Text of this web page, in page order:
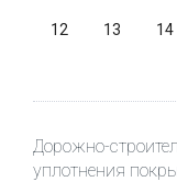
12 13 14
Дорожно-
уплотнения